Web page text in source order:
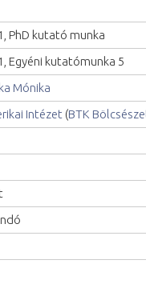
PhD kutató munka
Egyéni kutatómunka 5
Mónika
Intézet (BTK